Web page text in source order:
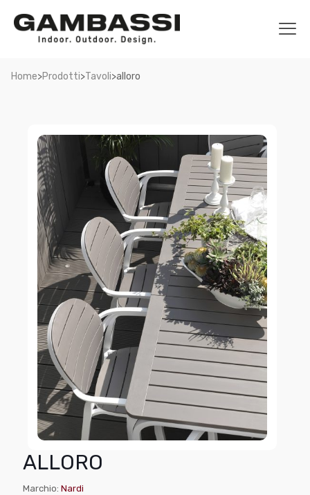
Home>Prodotti>Tavoli>alloro
ALLORO
Marchio: Nardi